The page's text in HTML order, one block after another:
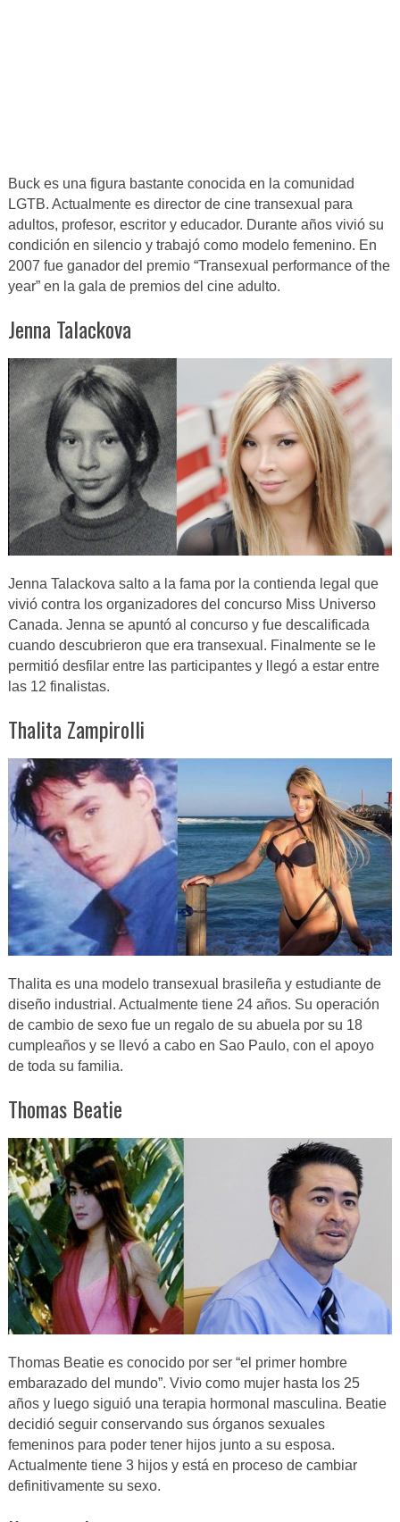
Buck es una figura bastante conocida en la comunidad
LGTB. Actualmente es director de cine transexual para
adultos, profesor, escritor y educador. Durante años vivió su
condición en silencio y trabajó como modelo femenino. En
2007 fue ganador del premio “Transexual performance of the
year” en la gala de premios del cine adulto.
Jenna Talackova
Jenna Talackova salto a la fama por la contienda legal que
vivió contra los organizadores del concurso Miss Universo
Canada. Jenna se apuntó al concurso y fue descalificada
cuando descubrieron que era transexual. Finalmente se le
permitió desfilar entre las participantes y llegó a estar entre
las 12 finalistas.
Thalita Zampirolli
Thalita es una modelo transexual brasileña y estudiante de
diseño industrial. Actualmente tiene 24 años. Su operación
de cambio de sexo fue un regalo de su abuela por su 18
cumpleaños y se llevó a cabo en Sao Paulo, con el apoyo
de toda su familia.
Thomas Beatie
Thomas Beatie es conocido por ser “el primer hombre
embarazado del mundo”. Vivio como mujer hasta los 25
años y luego siguió una terapia hormonal masculina. Beatie
decidió seguir conservando sus órganos sexuales
femeninos para poder tener hijos junto a su esposa.
Actualmente tiene 3 hijos y está en proceso de cambiar
definitivamente su sexo.